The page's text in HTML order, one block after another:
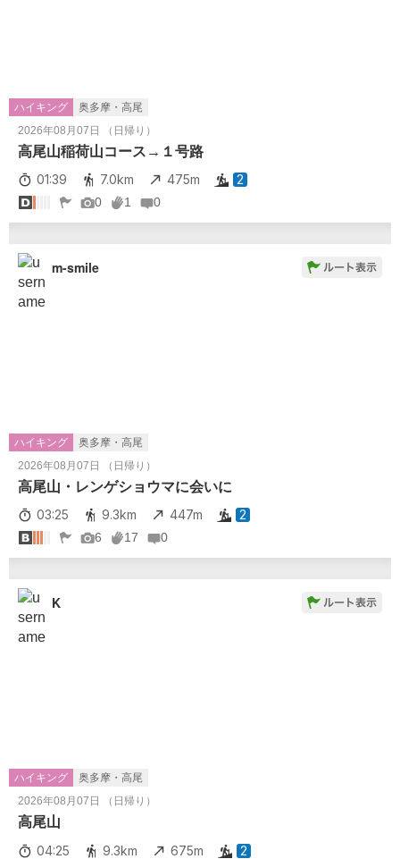
ハイキング
奥多摩・高尾
2026年08月07日 （日帰り）
高尾山稲荷山コース→１号路
01:39
7.0km 475m 2
0 1 0
m-smile
ハイキング
奥多摩・高尾
2026年08月07日 （日帰り）
高尾山・レンゲショウマに会いに
03:25
9.3km 447m 2
6 17 0
K
ハイキング
奥多摩・高尾
2026年08月07日 （日帰り）
高尾山
04:25
9.3km 675m 2